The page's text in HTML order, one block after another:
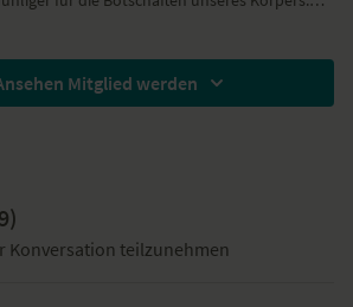
macht uns reflektierter und befreiter. Es
ein wichtiger Bestandteil.
Mitglied werden
)
Konversation teilzunehmen